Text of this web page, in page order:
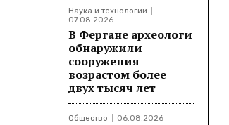
Наука и технологии
07.08.2026
В Фергане археологи
обнаружили
сооружения
возрастом более
двух тысяч лет
Общество 06.08.2026